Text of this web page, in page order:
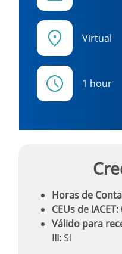
Virtual
1 hour
Horas de
CEUs de IACET:
Válido para
III: Sí